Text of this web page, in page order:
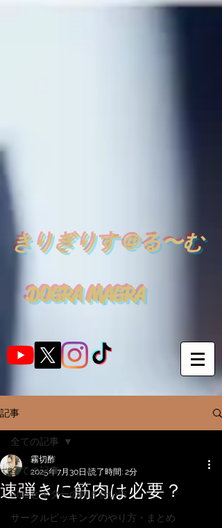
きりぎりす＠る〜む
DOGRA MAGRA
記事
全ての記事
SNSとギターの向き合い方
サークルピッキングのやり方・まとめ
全ての記事
速弾きに筋肉は必要？
霧切酢
2025年7月30日 読了時間: 2分